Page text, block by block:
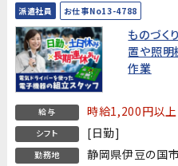
派遣社員 お仕事No13-4788
ものづく
置や照明
作業
給与 時給1,200円以上
シフト [日勤]
勤務地 静岡県伊豆の国市